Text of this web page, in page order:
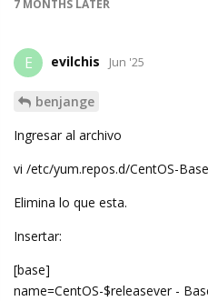
7 MONTHS LATER
E evilchis Jun '25
benjange
Ingresar al archivo
vi /etc/yum.repos.d/CentOS-
Elimina lo que esta.
Insertar:
[base]
name=CentOS-$releasever -